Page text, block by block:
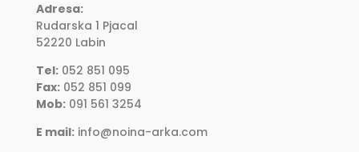
Adresa:
Rudarska 1 Pjacal
52220 Labin
Tel:052 851 095
Fax:052 851 099
Mob:091 561 3254
E mail: info@noina-arka.com